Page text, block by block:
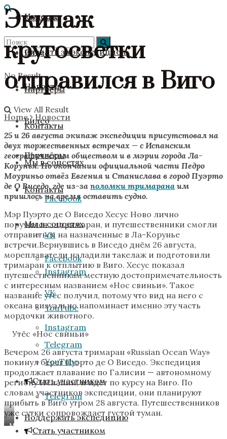
Новости
Видео
Партнёры
Контакты
Мы в соцсетях
Facebook
VK
Instagram
YouTube
Telegram
Стать участником
Поддержать экспедицию
Команда
Следить за экспедицией
Новости
Видео
Партнёры
Контакты
Мы в соцсетях
Facebook
VK
Instagram
YouTube
Telegram
Стать участником
No Result
View All Result
Экипаж
кругосветки
отправился в Виго
Home
Новости
25 и 26 августа экипаж экспедиции присутстовал на
двух торжественных встречах — с Испанским
географическим обществом и в мэрии города Ла-
Корунья. По окончании официальной части Педро
Моуриньо отвёз Евгения и Станислава в город Пуэрто
де О Виседо, где из-за поломки тримарана им
пришлось на время оставить судно.
Мэр Пуэрто де О Виседо Хесус Ново лично
поручился за тримаран, и путешественники смогли
отправиться на назначенные в Ла-Корунье
встречи.Вернувшись в Виседо днём 26 августа,
мореплаватели наладили такелаж и подготовили
тримаран к отплытию в Виго. Хесус показал
путешественникам местную достопримечательность
с интересным названием «Нос свиньи». Такое
название утёс получил, потому что вид на него с
океана визуально напоминает именно эту часть
мордочки животного.
Утёс «Нос свиньи»
Вечером 26 августа тримаран «Russian Ocean Way»
покинул берег Пуэрто де О Виседо. Экспедиция
продолжает плавание по Галисии — автономному
региону Испании, и идёт по курсу на Виго. По
словам участников экспедиции, они планируют
прибыть в Виго утром 28 августа. Путешественников
уже сутки сопровождает густой туман.
Мыс
Финистерре